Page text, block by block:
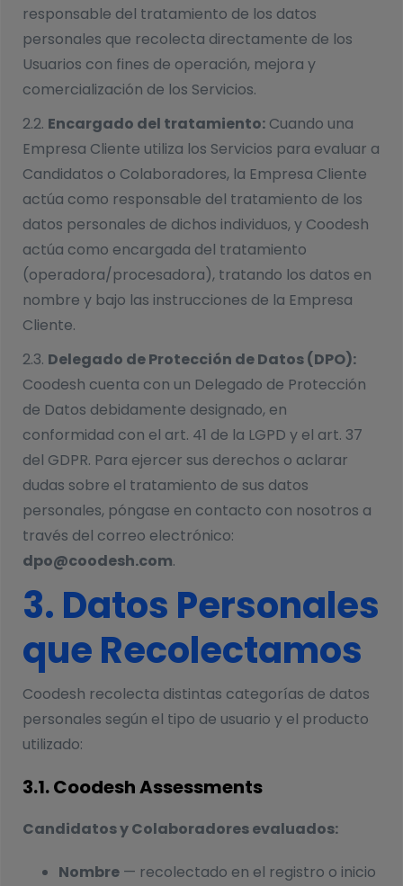
responsable del tratamiento de los datos
personales que recolecta directamente de los
Usuarios con fines de operación, mejora y
comercialización de los Servicios.
2.2. Encargado del tratamiento: Cuando una
Empresa Cliente utiliza los Servicios para evaluar a
Candidatos o Colaboradores, la Empresa Cliente
actúa como responsable del tratamiento de los
datos personales de dichos individuos, y Coodesh
actúa como encargada del tratamiento
(operadora/procesadora), tratando los datos en
nombre y bajo las instrucciones de la Empresa
Cliente.
2.3. Delegado de Protección de Datos (DPO):
Coodesh cuenta con un Delegado de Protección
de Datos debidamente designado, en
conformidad con el art. 41 de la LGPD y el art. 37
del GDPR. Para ejercer sus derechos o aclarar
dudas sobre el tratamiento de sus datos
personales, póngase en contacto con nosotros a
través del correo electrónico:
dpo@coodesh.com.
3. Datos Personales
que Recolectamos
Coodesh recolecta distintas categorías de datos
personales según el tipo de usuario y el producto
utilizado:
3.1. Coodesh Assessments
Candidatos y Colaboradores evaluados:
Nombre — recolectado en el registro o inicio